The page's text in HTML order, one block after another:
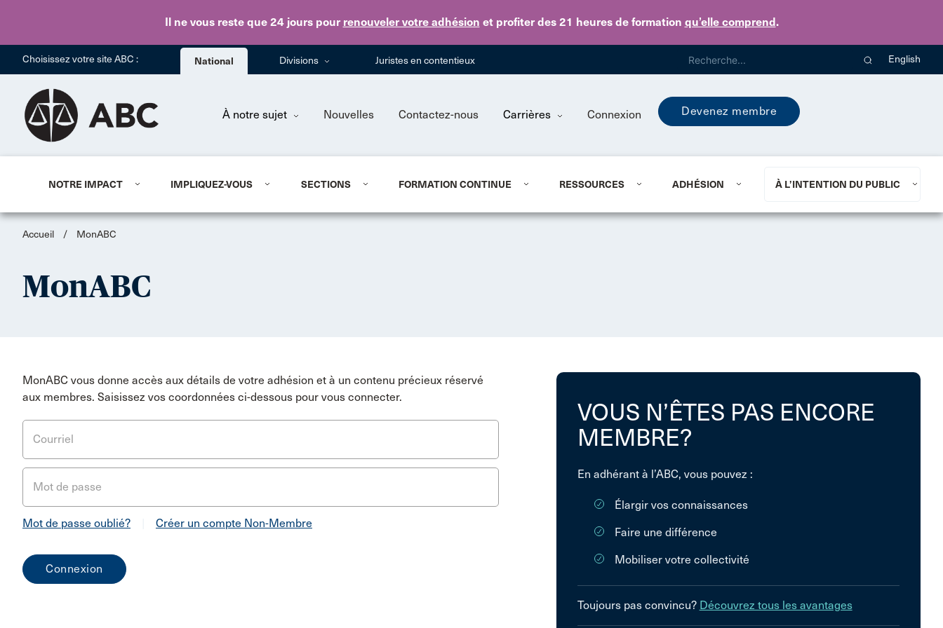
Il ne vous reste que 24 jourspour renouveler votre adhésion et profiter des 21 heures de formation qu’elle comprend.
Skip to main content
Choisissez votre site ABC : National Divisions Juristes en contentieux English
À notre sujet Nouvelles Contactez-nous Carrières Connexion Devenez membre
NOTRE IMPACT IMPLIQUEZ-VOUS SECTIONS FORMATION CONTINUE RESSOURCES ADHÉSION À L’INTENTION DU PUBLIC
Accueil / MonABC
MonABC
MonABC vous donne accès aux détails de votre adhésion et à un contenu précieux réservé
aux membres. Saisissez vos coordonnées ci-dessous pour vous connecter.
Courriel
Mot de passe
Mot de passe oublié? Créer un compte Non-Membre
VOUS N’ÊTES PAS ENCORE
MEMBRE?
En adhérant à l’ABC, vous pouvez :
Élargir vos connaissances
Faire une différence
Mobiliser votre collectivité
Toujours pas convincu? Découvrez tous les avantages